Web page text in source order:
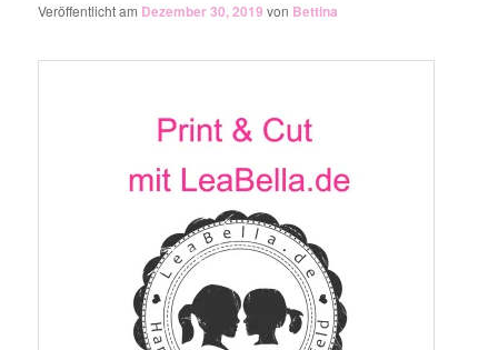
Veröffentlicht am Dezember 30, 2019 von Bettina